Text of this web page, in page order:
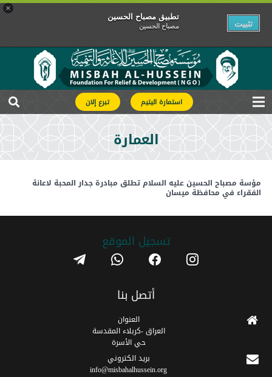
×
تطبیق مصباح الحسین
مصباح الحسین تثبیت
استمارة اليتيم تبرع إلان
العمارة
مؤسة مصباح الحسين عليه السلام تطلق مبادرة جدار المحبة لاعانة
الفقراء في محافظة ميسان
تسجیل الموقع instagram
facebook
whatsapp
telegram
أتصل بنا
العنوان
العراق -كربلاء المقدسة
حي الأسرة
برید الکتروني
info@misbahalhussein.org